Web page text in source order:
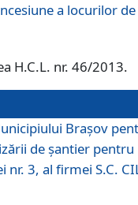
a locurilor de
H.C.L. nr. 46/2013.
Braşov
de șantier pentru
nr. 3, al firmei S.C.